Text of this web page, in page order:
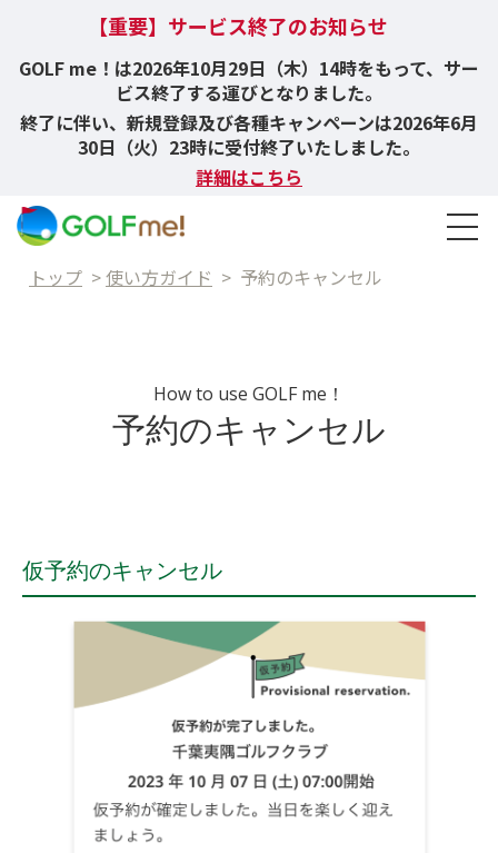
【重要】サービス終了のお知らせ
GOLF me！は2026年10月29日（木）14時をもって、サー
ビス終了する運びとなりました。
終了に伴い、新規登録及び各種キャンペーンは2026年6月
30日（火）23時に受付終了いたしました。
詳細はこちら
トップ >使い方ガイド > 予約のキャンセル
How to use GOLF me！
予約のキャンセル
仮予約のキャンセル